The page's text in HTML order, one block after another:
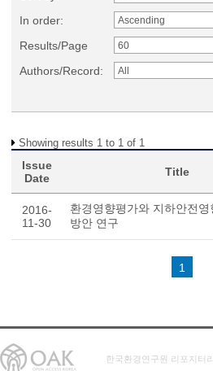
In order:
Results/Page
Authors/Record:
Showing results 1 to 1 of 1
Issue
Date
Title
2016-
11-30
환경영향평가와 지하안전영
방안 연구
1
한국환경연구원 리포지터